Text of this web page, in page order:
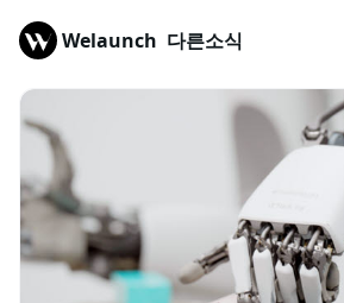
Welaunch 다른소식